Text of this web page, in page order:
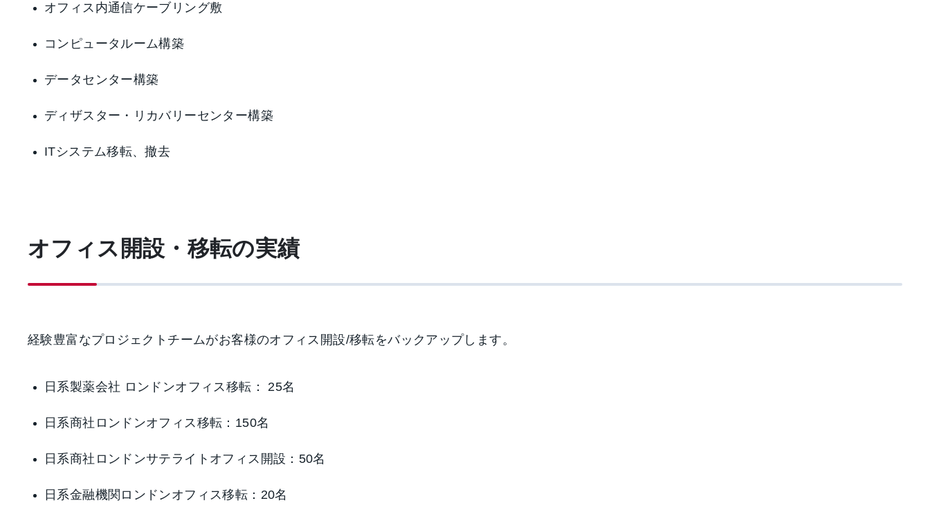
オフィス内通信ケーブリング敷
コンピュータルーム構築
データセンター構築
ディザスター・リカバリーセンター構築
ITシステム移転、撤去
オフィス開設・移転の実績
経験豊富なプロジェクトチームがお客様のオフィス開設/移転をバックアップします。
日系製薬会社 ロンドンオフィス移転： 25名
日系商社ロンドンオフィス移転：150名
日系商社ロンドンサテライトオフィス開設：50名
日系金融機関ロンドンオフィス移転：20名